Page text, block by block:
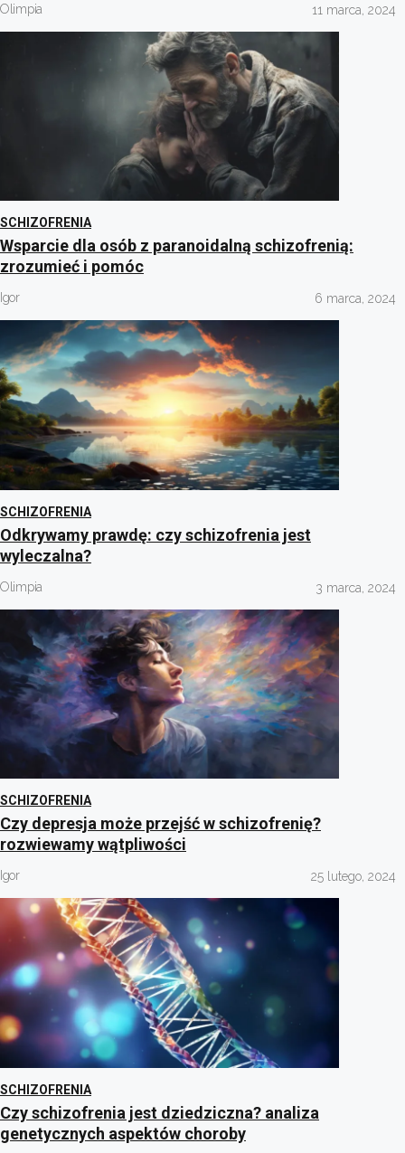
Olimpia 11 marca, 2024
SCHIZOFRENIA
Wsparcie dla osób z paranoidalną schizofrenią:
zrozumieć i pomóc
Igor 6 marca, 2024
SCHIZOFRENIA
Odkrywamy prawdę: czy schizofrenia jest
wyleczalna?
Olimpia 3 marca, 2024
SCHIZOFRENIA
Czy depresja może przejść w schizofrenię?
rozwiewamy wątpliwości
Igor 25 lutego, 2024
SCHIZOFRENIA
Czy schizofrenia jest dziedziczna? analiza
genetycznych aspektów choroby